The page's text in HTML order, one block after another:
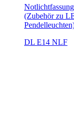
(Zubehör zu
DL E14 NLF